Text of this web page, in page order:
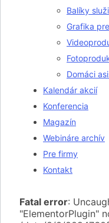
Balíky
Grafika
Domáci
Kalendár akcií
Konferencia
Magazín
Webináre archív
Pre firmy
Kontakt
Fatal error:
"ElementorPlugin"